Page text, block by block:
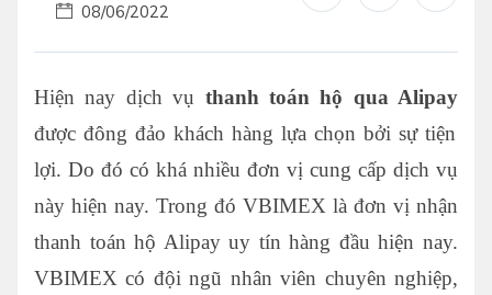
08/06/2022
Hiện nay dịch vụ thanh toán hộ qua Alipay
được đông đảo khách hàng lựa chọn bởi sự tiện
lợi. Do đó có khá nhiều đơn vị cung cấp dịch vụ
này hiện nay. Trong đó VBIMEX là đơn vị nhận
thanh toán hộ Alipay uy tín hàng đầu hiện nay.
VBIMEX có đội ngũ nhân viên chuyên nghiệp,